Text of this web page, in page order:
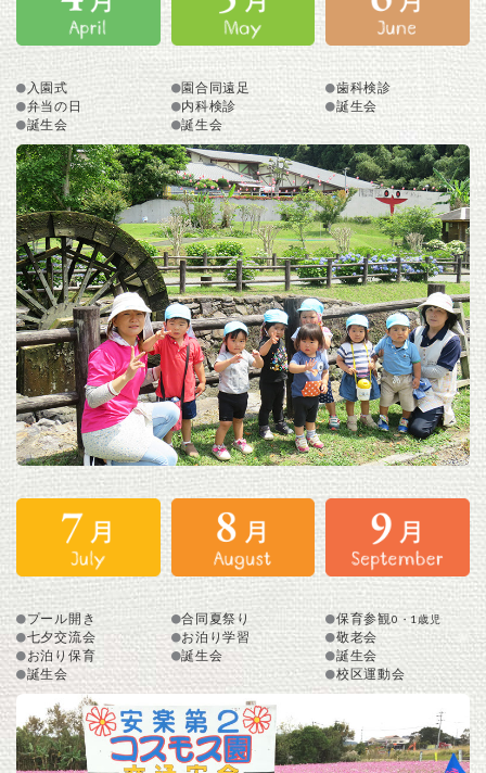
入園式
弁当の日
誕生会
園合同遠足
内科検診
誕生会
歯科検診
誕生会
プール開き
七夕交流会
お泊り保育
誕生会
合同夏祭り
お泊り学習
誕生会
保育参観0・1歳児
敬老会
誕生会
校区運動会